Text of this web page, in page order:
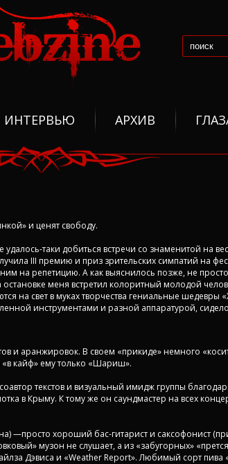
ИНТЕРВЬЮ АРХИВ
и ценят свободу.
таки добиться встречи со знаменитой на
III премию и приз зрительских симпатий на
на репетицию. А как выяснилось позже, не
меня встретил колоритный молодой
на свет в муках творчества гениальные шедевры
инструментами и разной аппаратурой, сидело
и аранжировок. В своем «прикиде» немного
«в кайф» ему только «Шариш».
текстов и визуальный имидж группы
в Крыму. К тому же он саундмастер на всех
—просто хороший бас-гитарист и саксофонист
музон не слушает, а из «забугорных»
Дэвиса и «Weather Report». Любимый сорт пива